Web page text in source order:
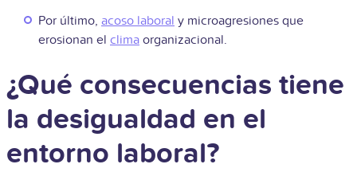
Por último, acoso laboral y microagresiones que
erosionan el clima organizacional.
¿Qué consecuencias tiene
la desigualdad en el
entorno laboral?